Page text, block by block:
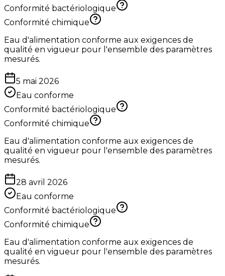
Conformité bactériologique
Conformité chimique
Eau d'alimentation conforme aux exigences de
qualité en vigueur pour l'ensemble des paramètres
mesurés.
5 mai 2026
Eau conforme
Conformité bactériologique
Conformité chimique
Eau d'alimentation conforme aux exigences de
qualité en vigueur pour l'ensemble des paramètres
mesurés.
28 avril 2026
Eau conforme
Conformité bactériologique
Conformité chimique
Eau d'alimentation conforme aux exigences de
qualité en vigueur pour l'ensemble des paramètres
mesurés.